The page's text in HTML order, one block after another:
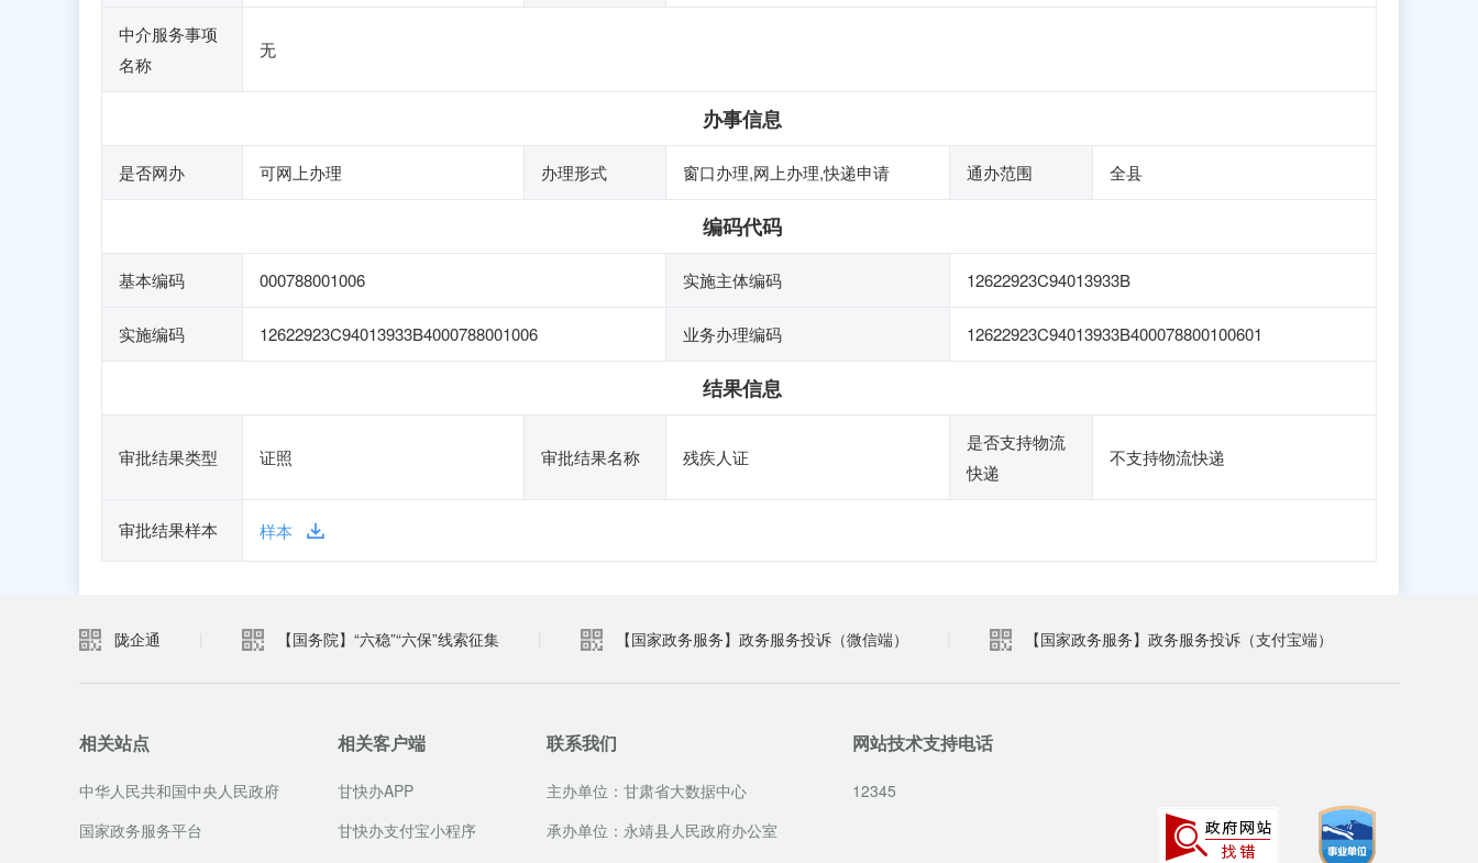
中介服务事项
名称
无
办事信息
是否网办 可网上办理 办理形式 窗口办理,网上办理,快递申请 通办范围 全县
编码代码
基本编码 000788001006 实施主体编码 12622923C94013933B
实施编码 12622923C94013933B4000788001006 业务办理编码 12622923C94013933B400078800100601
结果信息
审批结果类型 证照 审批结果名称 残疾人证
是否支持物流
快递
不支持物流快递
审批结果样本 样本
陇企通 【国务院】“六稳”“六保”线索征集 【国家政务服务】政务服务投诉（微信端） 【国家政务服务】政务服务投诉（支付宝端）
相关站点
中华人民共和国中央人民政府
国家政务服务平台
相关客户端
甘快办APP
甘快办支付宝小程序
联系我们
主办单位：甘肃省大数据中心
承办单位：永靖县人民政府办公室
网站技术支持电话
12345